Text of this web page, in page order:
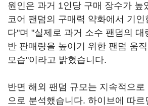
원인은 과거 1인당 구매 장수가 높
코어 팬덤의 구매력 약화에서 기인
다"며 "실제로 과거 소수 팬덤의 대
반 판매량을 높이기 위한 팬덤 움
모습"이라고 밝혔습니다.
반면 해외 팬덤 규모는 지속적으로
으로 분석했습니다. 하이브에 따르